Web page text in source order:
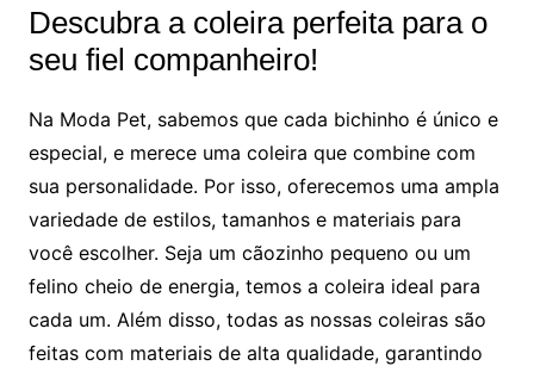
Descubra a coleira perfeita para o
seu fiel companheiro!
Na Moda Pet, sabemos que cada bichinho é único e
especial, e merece uma coleira que combine com
sua personalidade. Por isso, oferecemos uma ampla
variedade de estilos, tamanhos e materiais para
você escolher. Seja um cãozinho pequeno ou um
felino cheio de energia, temos a coleira ideal para
cada um. Além disso, todas as nossas coleiras são
feitas com materiais de alta qualidade, garantindo